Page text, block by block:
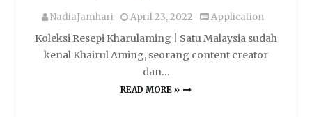
NadiaJamhari April 23, 2022 Application
Koleksi Resepi Kharulaming | Satu Malaysia sudah
kenal Khairul Aming, seorang content creator
dan…
READ MORE »